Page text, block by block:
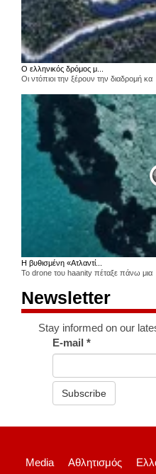
Ο ελληνικός δρόμος μ...
Οι ντόπιοι την ξέρουν την διαδρομή κα
Η βυθισμένη «Ατλαντί...
Το drone του haanity πέταξε πάνω μια
Newsletter
Stay informed on our
E-mail*
Subscribe
Media Αθλητισμός